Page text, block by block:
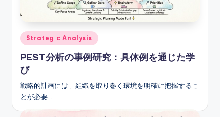
Posted
Strategic Analysis
PEST分析の事例研究：具体例を通じた学
び
戦略的計画には、組織を取り巻く環境を明確に把握するこ
とが必要…